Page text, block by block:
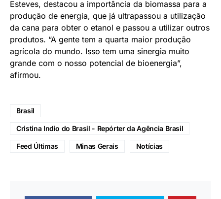
Esteves, destacou a importância da biomassa para a
produção de energia, que já ultrapassou a utilização
da cana para obter o etanol e passou a utilizar outros
produtos. “A gente tem a quarta maior produção
agrícola do mundo. Isso tem uma sinergia muito
grande com o nosso potencial de bioenergia”,
afirmou.
Brasil
Cristina Indio do Brasil - Repórter da Agência Brasil
Feed Últimas Minas Gerais Notícias